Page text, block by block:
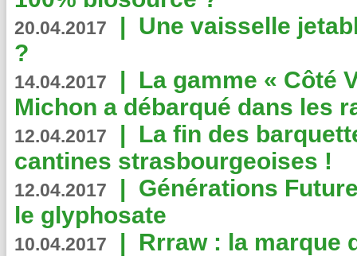
20.04.2017 | Une vaisselle
?
14.04.2017 | La gamme « Côté
Michon a débarqué dans les
12.04.2017 | La fin des
cantines strasbourgeoises !
12.04.2017 | Générations
le glyphosate
10.04.2017 | Rrraw : la marque